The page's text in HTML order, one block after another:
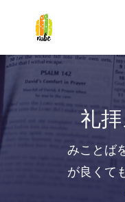
礼
みことば
が良くて